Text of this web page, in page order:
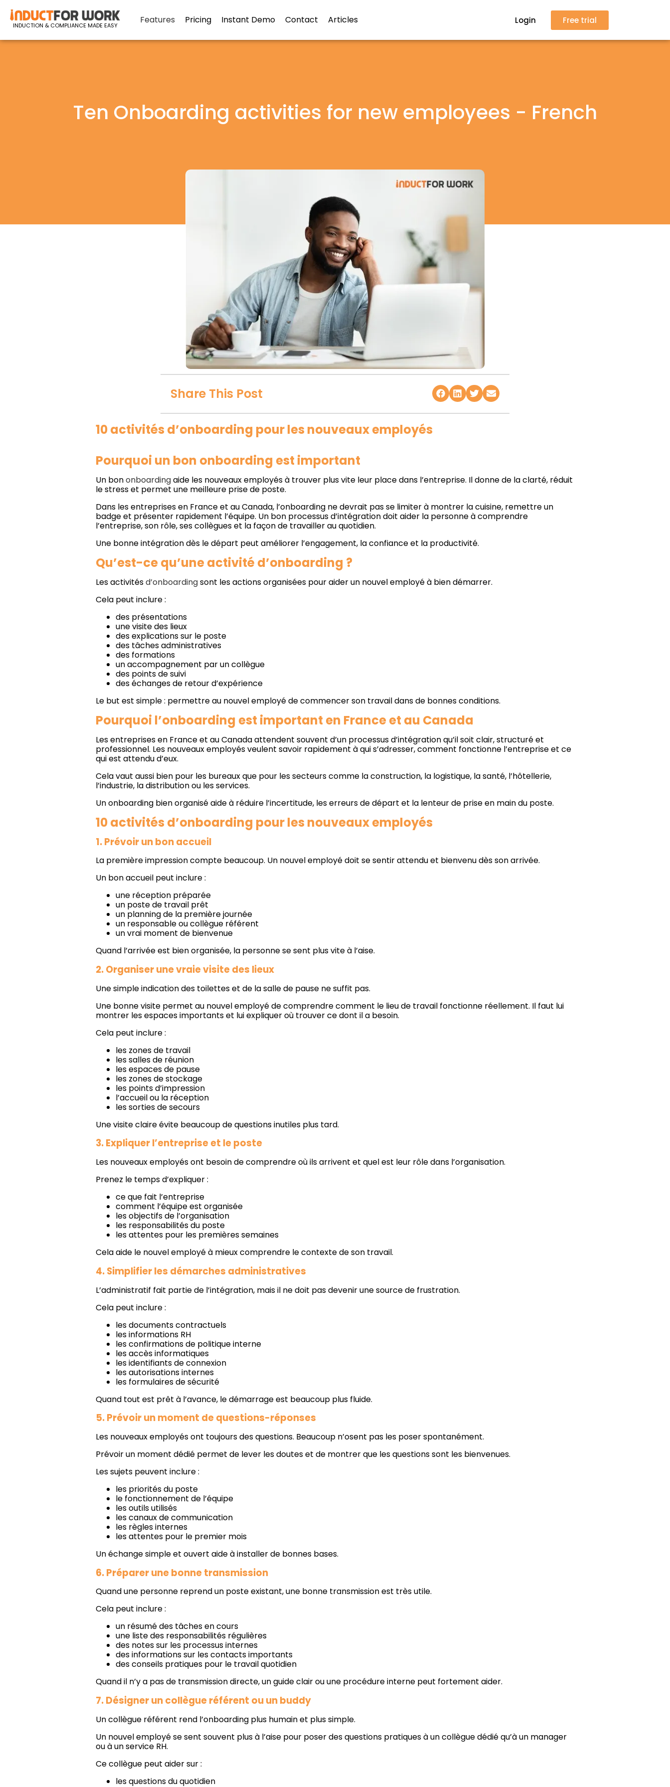
INDUCTION & COMPLIANCE MADE EASY Features Pricing Instant Demo Contact Articles Login Free trial
Ten Onboarding activities for new employees - French
Share This Post
10 activités d’onboarding pour les nouveaux employés
Pourquoi un bon onboarding est important
Un bononboardingaide les nouveaux employés à trouver plus vite leur place dans l’entreprise. Il donne de la clarté, réduit
le stress et permet une meilleure prise de poste.
Dans les entreprises en France et au Canada, l’onboarding ne devrait pas se limiter à montrer la cuisine, remettre un
badge et présenter rapidement l’équipe. Un bon processus d’intégration doit aider la personne à comprendre
l’entreprise, son rôle, ses collègues et la façon de travailler au quotidien.
Une bonne intégration dès le départ peut améliorer l’engagement, la confiance et la productivité.
Qu’est-ce qu’une activité d’onboarding ?
Les activitésd’onboardingsont les actions organisées pour aider un nouvel employé à bien démarrer.
Cela peut inclure :
des présentations
une visite des lieux
des explications sur le poste
des tâches administratives
des formations
un accompagnement par un collègue
des points de suivi
des échanges de retour d’expérience
Le but est simple : permettre au nouvel employé de commencer son travail dans de bonnes conditions.
Pourquoi l’onboarding est important en France et au Canada
Les entreprises en France et au Canada attendent souvent d’un processus d’intégration qu’il soit clair, structuré et
professionnel. Les nouveaux employés veulent savoir rapidement à qui s’adresser, comment fonctionne l’entreprise et ce
qui est attendu d’eux.
Cela vaut aussi bien pour les bureaux que pour les secteurs comme la construction, la logistique, la santé, l’hôtellerie,
l’industrie, la distribution ou les services.
Un onboarding bien organisé aide à réduire l’incertitude, les erreurs de départ et la lenteur de prise en main du poste.
10 activités d’onboarding pour les nouveaux employés
1. Prévoir un bon accueil
La première impression compte beaucoup. Un nouvel employé doit se sentir attendu et bienvenu dès son arrivée.
Un bon accueil peut inclure :
une réception préparée
un poste de travail prêt
un planning de la première journée
un responsable ou collègue référent
un vrai moment de bienvenue
Quand l’arrivée est bien organisée, la personne se sent plus vite à l’aise.
2. Organiser une vraie visite des lieux
Une simple indication des toilettes et de la salle de pause ne suffit pas.
Une bonne visite permet au nouvel employé de comprendre comment le lieu de travail fonctionne réellement. Il faut lui
montrer les espaces importants et lui expliquer où trouver ce dont il a besoin.
Cela peut inclure :
les zones de travail
les salles de réunion
les espaces de pause
les zones de stockage
les points d’impression
l’accueil ou la réception
les sorties de secours
Une visite claire évite beaucoup de questions inutiles plus tard.
3. Expliquer l’entreprise et le poste
Les nouveaux employés ont besoin de comprendre où ils arrivent et quel est leur rôle dans l’organisation.
Prenez le temps d’expliquer :
ce que fait l’entreprise
comment l’équipe est organisée
les objectifs de l’organisation
les responsabilités du poste
les attentes pour les premières semaines
Cela aide le nouvel employé à mieux comprendre le contexte de son travail.
4. Simplifier les démarches administratives
L’administratif fait partie de l’intégration, mais il ne doit pas devenir une source de frustration.
Cela peut inclure :
les documents contractuels
les informations RH
les confirmations de politique interne
les accès informatiques
les identifiants de connexion
les autorisations internes
les formulaires de sécurité
Quand tout est prêt à l’avance, le démarrage est beaucoup plus fluide.
5. Prévoir un moment de questions-réponses
Les nouveaux employés ont toujours des questions. Beaucoup n’osent pas les poser spontanément.
Prévoir un moment dédié permet de lever les doutes et de montrer que les questions sont les bienvenues.
Les sujets peuvent inclure :
les priorités du poste
le fonctionnement de l’équipe
les outils utilisés
les canaux de communication
les règles internes
les attentes pour le premier mois
Un échange simple et ouvert aide à installer de bonnes bases.
6. Préparer une bonne transmission
Quand une personne reprend un poste existant, une bonne transmission est très utile.
Cela peut inclure :
un résumé des tâches en cours
une liste des responsabilités régulières
des notes sur les processus internes
des informations sur les contacts importants
des conseils pratiques pour le travail quotidien
Quand il n’y a pas de transmission directe, un guide clair ou une procédure interne peut fortement aider.
7. Désigner un collègue référent ou un buddy
Un collègue référent rend l’onboarding plus humain et plus simple.
Un nouvel employé se sent souvent plus à l’aise pour poser des questions pratiques à un collègue dédié qu’à un manager
ou à un service RH.
Ce collègue peut aider sur :
les questions du quotidien